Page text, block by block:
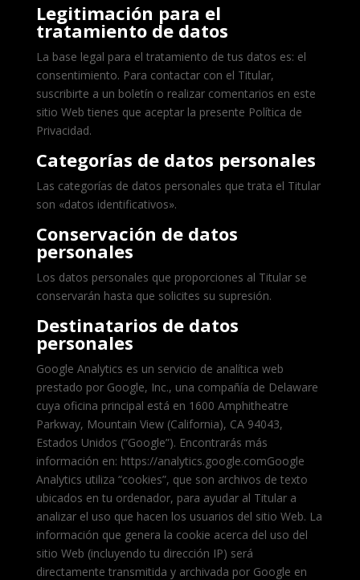
Legitimación para el
tratamiento de datos
La base legal para el tratamiento de tus datos es: el
consentimiento. Para contactar con el Titular,
suscribirte a un boletín o realizar comentarios en este
sitio Web tienes que aceptar la presente Política de
Privacidad.
Categorías de datos personales
Las categorías de datos personales que trata el Titular
son «datos identificativos».
Conservación de datos
personales
Los datos personales que proporciones al Titular se
conservarán hasta que solicites su supresión.
Destinatarios de datos
personales
Google Analytics es un servicio de analítica web
prestado por Google, Inc., una compañía de Delaware
cuya oficina principal está en 1600 Amphitheatre
Parkway, Mountain View (California), CA 94043,
Estados Unidos (“Google”). Encontrarás más
información en: https://analytics.google.comGoogle
Analytics utiliza “cookies”, que son archivos de texto
ubicados en tu ordenador, para ayudar al Titular a
analizar el uso que hacen los usuarios del sitio Web. La
información que genera la cookie acerca del uso del
sitio Web (incluyendo tu dirección IP) será
directamente transmitida y archivada por Google en